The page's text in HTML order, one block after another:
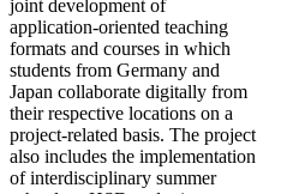
joint development of
application-oriented teaching
formats and courses in which
students from Germany and
Japan collaborate digitally from
their respective locations on a
project-related basis. The project
also includes the implementation
of interdisciplinary summer